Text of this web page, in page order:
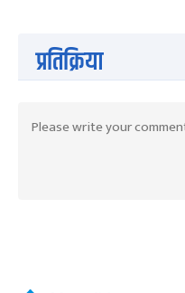
प्रतिक्रिया